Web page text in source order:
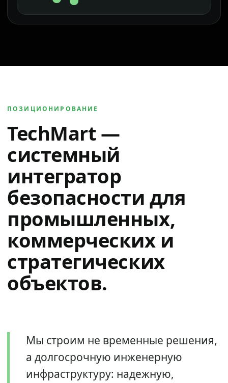
ПОЗИЦИОНИРОВАНИЕ
TechMart —
системный
интегратор
безопасности для
промышленных,
коммерческих и
стратегических
объектов.
Мы строим не временные решения,
а долгосрочную инженерную
инфраструктуру: надежную,